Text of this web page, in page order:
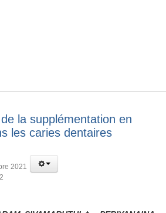
la supplémentation en
les caries dentaires
2021